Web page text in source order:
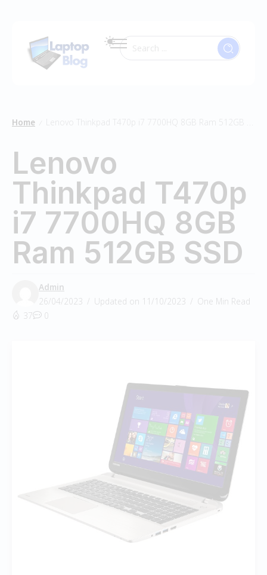
Home Lenovo Thinkpad T470p i7 7700HQ 8GB Ram 512GB SSD
Lenovo
Thinkpad T470p
i7 7700HQ 8GB
Ram 512GB SSD
Admin
26/04/2023
Updated on 11/10/2023
One Min Read
37
0